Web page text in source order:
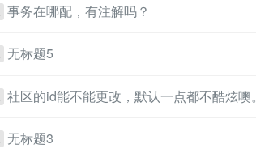
事务在哪配，有注解吗？
无标题5
社区的id能不能更改，默认一点都不酷炫噢。
无标题3